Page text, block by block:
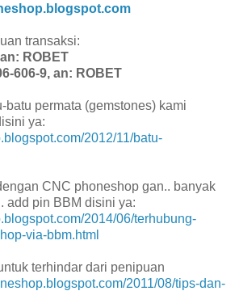
transaksi:
ROBET
606-9, an: ROBET
batu permata (gemstones) kami
ya:
2012/11/batu-
CNC phoneshop gan.. banyak
add pin BBM disini ya:
2014/06/terhubung-
via-bbm.html
terhindar dari penipuan
2011/08/tips-dan-